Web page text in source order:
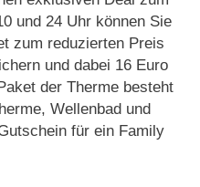
und 24 Uhr können Sie
zum reduzierten Preis
und dabei 16 Euro
der Therme besteht
Wellenbad und
für ein Family